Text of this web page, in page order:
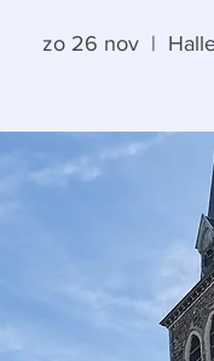
zo 26 nov
  |